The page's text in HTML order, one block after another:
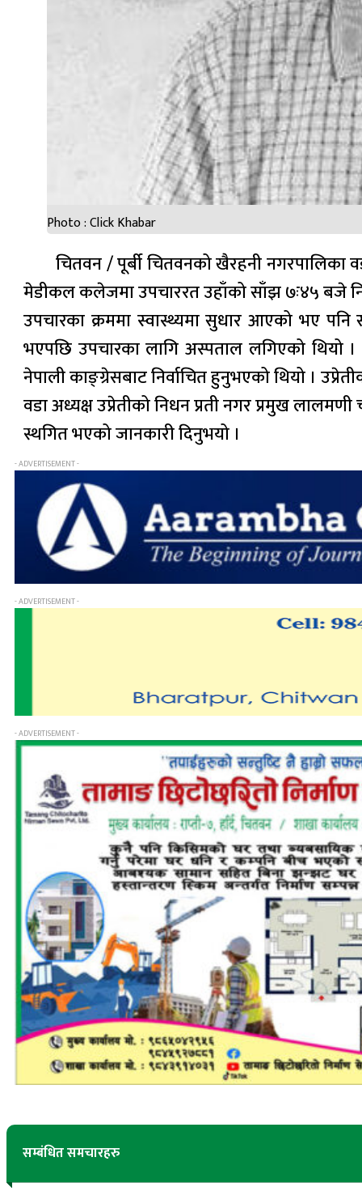
Photo : Click Khabar
चितवन / पूर्बी चितवनको खैरहनी नगरपालिका
मेडीकल कलेजमा उपचाररत उहाँको साँझ ७ः४५ बजे
उपचारका क्रममा स्वास्थ्यमा सुधार आएको भए
भएपछि उपचारका लागि अस्पताल लगिएको थियो ।
नेपाली काङ्ग्रेसबाट निर्वाचित हुनुभएको थियो ।
वडा अध्यक्ष उप्रेतीको निधन प्रती नगर प्रमुख
स्थगित भएको जानकारी दिनुभयो ।
- ADVERTISEMENT -
- ADVERTISEMENT -
- ADVERTISEMENT -
सम्बंधित समचारहरु